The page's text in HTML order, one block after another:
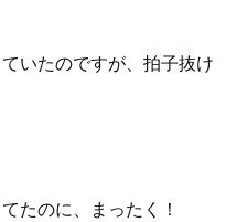
いたのですが、拍子抜け
たのに、まったく！